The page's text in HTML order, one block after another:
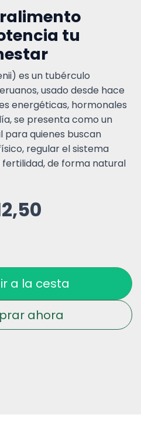
tu
es un tubérculo
usado desde hace
energéticas, hormonales
se presenta como un
quienes buscan
regular el sistema
de forma natural
a la cesta
ahora